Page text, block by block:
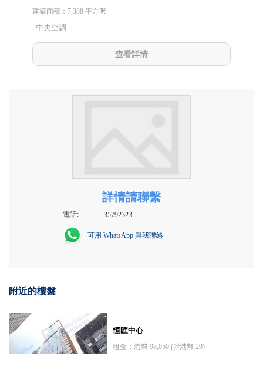
建築面積：7,388 平方呎
| 中央空調
查看詳情
詳情請聯繫
電話: 35792323
可用 WhatsApp 與我聯絡
附近的樓盤
恒匯中心
租金：港幣 98,050 (@港幣 29)